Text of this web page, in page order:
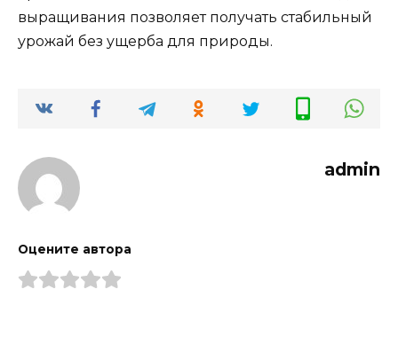
выращивания позволяет получать стабильный
урожай без ущерба для природы.
admin
Оцените автора